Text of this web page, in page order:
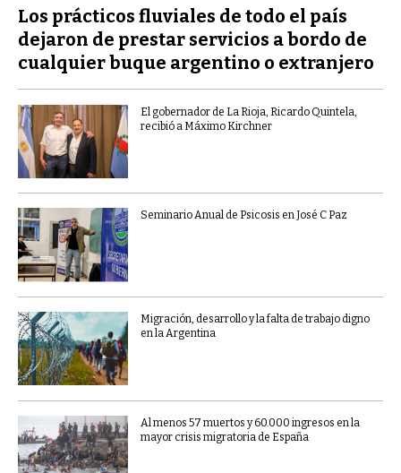
Los prácticos fluviales de todo el país
dejaron de prestar servicios a bordo de
cualquier buque argentino o extranjero
El gobernador de La Rioja, Ricardo Quintela,
recibió a Máximo Kirchner
Seminario Anual de Psicosis en José C Paz
Migración, desarrollo y la falta de trabajo digno
en la Argentina
Al menos 57 muertos y 60.000 ingresos en la
mayor crisis migratoria de España